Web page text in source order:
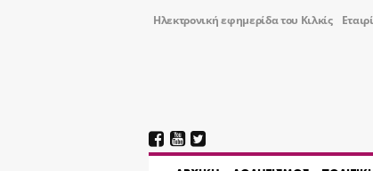
Ηλεκτρονική εφημερίδα του Κιλκίς